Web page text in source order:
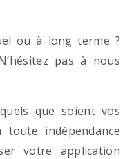
ou à long terme ?
pas à nous
que soient vos
indépendance
votre application